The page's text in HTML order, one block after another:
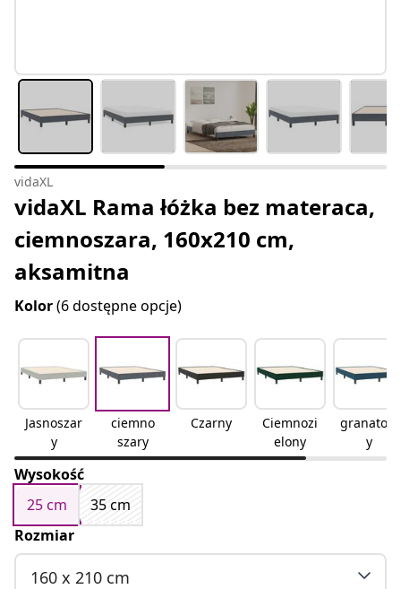
vidaXL
vidaXL Rama łóżka bez materaca,
ciemnoszara, 160x210 cm,
aksamitna
Kolor(6 dostępne opcje)
Jasnoszar
y
ciemno
szary
Czarny
Ciemnozi
elony
granatow
y
Wysokość
25 cm
35 cm
Rozmiar
160 x 210 cm